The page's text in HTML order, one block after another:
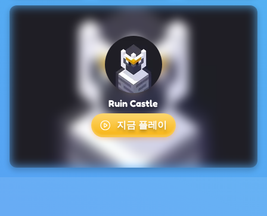
Ruin Castle
지금 플레이